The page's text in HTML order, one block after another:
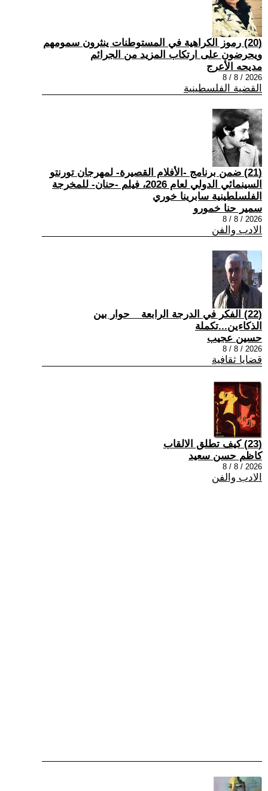
(20) رموز الكراهية في المستوطنات ينثرون سمومهم
ويحرضون على ارتكاب المزيد من الجرائم
مديحه الأعرج
2026 / 8 / 8
القضية الفلسطينية
(21) ضمن برنامج -الأفلام القصيرة- لمهرجان تورنتو
السينمائي الدولي لعام 2026، فيلم -حنان- للمخرجة
الفلسلطينية سابرينا خوري
سمير حنا خمورو
2026 / 8 / 8
الادب والفن
(22) الفكر في الدرجة الرابعة _ حوار بين
الذكاءين...تكملة
حسين عجيب
2026 / 8 / 8
قضايا ثقافية
(23) كيف تطلق الالقاب
كاظم حسن سعيد
2026 / 8 / 8
الادب والفن